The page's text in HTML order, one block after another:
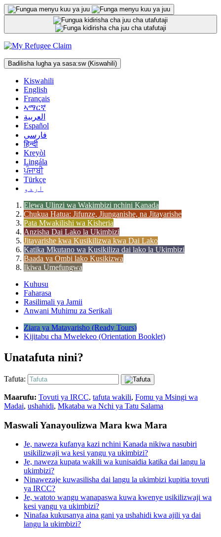
Ruka
hadi
maudhui
Badilisha lugha ya sasa:sw (Kiswahili)
Kiswahili
English
Français
ኣማርኛ
العربية
Español
فارسی
हिन्दी
Kreyòl
Lingála
ਪੰਜਾਬੀ
Türkçe
اردو
Elewa Ulinzi wa Wakimbizi nchini Kanada
Chukua Hatua: Jifunze, Jiunganishe, na Jitayarishe
Pata Mwakilishi wa Kisheria
Anzisha Dai Lako la Ukimbizi
Jitayarishe kwa Kusikilizwa kwa Dai Lako
Katika Mkutano wa Kusikiliza dai lako la Ukimbizi
Baada ya Ombi lako Kusikizwa
Ikiwa Umefungwa
Kuhusu
Faharasa
Rasilimali ya Jamii
Anwani Muhimu za Serikali
Ziara ya Matayarisho (Ready Tours)
Kijitabu cha Mwelekeo (Orientation Booklet)
Unatafuta nini?
Tafuta:
Maarufu: Tovuti ya IRCC, tafuta wakili, Fomu ya Msingi wa
Madai, ushahidi, Mkataba wa Nchi ya Tatu Salama
Maswali Yanayoulizwa Mara kwa Mara
Je, naweza kufanya kazi nchini Kanada nikiwa nasubiri
usikilizwaji wa kesi yangu ya ukimbizi?
Je, naweza kupata wakili wa kunisaidia katika dai langu la
ukimbizi?
Ninawezaje kuwasilisha dai langu la ukimbizi kupitia tovuti
ya IRCC?
Je, watoto wangu wanapaswa kuwa kwenye usikilizwaji wa
kesi yangu ya ukimbizi?
Ninafaa kukusanya aina gani ya ushahidi kwa ajili ya dai
langu la ukimbizi?